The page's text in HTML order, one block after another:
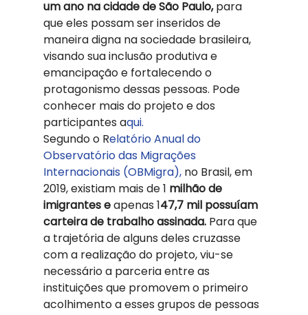
um ano na cidade de São Paulo, para
que eles possam ser inseridos de
maneira digna na sociedade brasileira,
visando sua inclusão produtiva e
emancipação e fortalecendo o
protagonismo dessas pessoas. Pode
conhecer mais do projeto e dos
participantes aqui.
Segundo o Relatório Anual do
Observatório das Migrações
Internacionais (OBMigra), no Brasil, em
2019, existiam mais de 1 milhão de
imigrantes e apenas 147,7 mil possuíam
carteira de trabalho assinada. Para que
a trajetória de alguns deles cruzasse
com a realização do projeto, viu-se
necessário a parceria entre as
instituições que promovem o primeiro
acolhimento a esses grupos de pessoas